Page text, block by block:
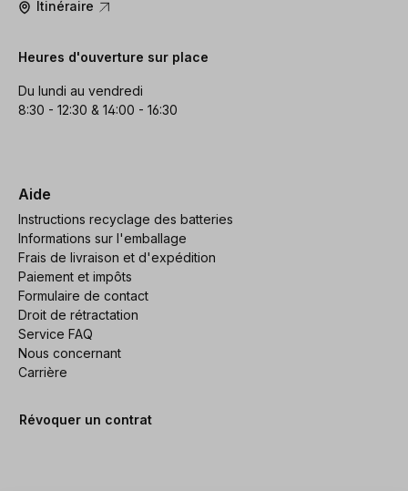
Itinéraire
Heures d'ouverture sur place
Du lundi au vendredi
8:30 - 12:30 & 14:00 - 16:30
Aide
Instructions recyclage des batteries
Informations sur l'emballage
Frais de livraison et d'expédition
Paiement et impôts
Formulaire de contact
Droit de rétractation
Service FAQ
Nous concernant
Carrière
Révoquer un contrat